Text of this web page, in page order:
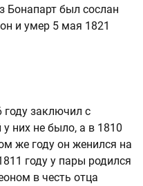
Бонапарт был сослан
и умер 5 мая 1821
заключил с
них не было, а в 1810
же году он женился на
году у пары родился
в честь отца